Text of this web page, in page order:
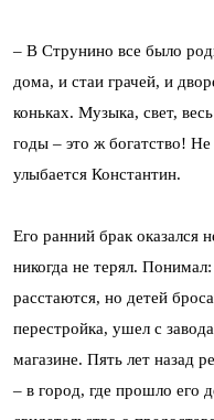
– В Струнино все было
дома, и стаи грачей, и
коньках. Музыка, свет,
годы – это ж богатство!
улыбается Константин.
Его ранний брак оказался
никогда не терял.
расстаются, но детей
перестройка, ушел с
магазине. Пять лет назад
– в город, где прошло его